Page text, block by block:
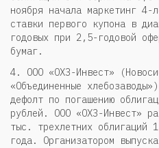
ноября начала маркетинг 4-
ставки первого купона в
годовых при 2,5-годовой
бумаг.
4. ООО «ОХЗ-Инвест»
«Объединенные
дефолт по погашению
рублей. ООО «ОХЗ-Инвест»
тыс. трехлетних облигаций
года. Организатором